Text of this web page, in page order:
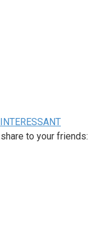
INTERESSANT
to your friends: